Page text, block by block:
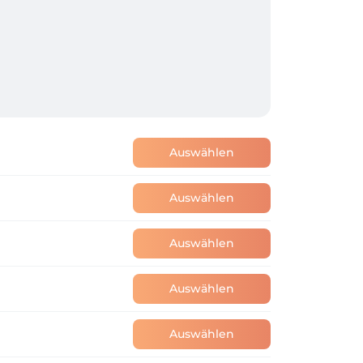
Auswählen
Auswählen
Auswählen
Auswählen
Auswählen